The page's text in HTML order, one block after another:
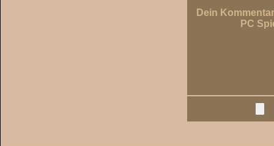
Dein
PC